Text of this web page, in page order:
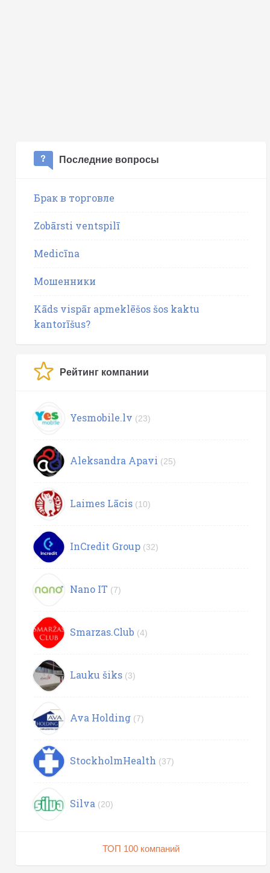
Последние вопросы
Брак в торговле
Zobārsti ventspilī
Medicīna
Мошенники
Kāds vispār apmeklēšos šos kaktu
kantorīšus?
Рейтинг компании
Yesmobile.lv (23)
Aleksandra Apavi (25)
Laimes Lācis (10)
InCredit Group (32)
Nano IT (7)
Smarzas.Club (4)
Lauku šiks (3)
Ava Holding (7)
StockholmHealth (37)
Silva (20)
ТОП 100 компаний